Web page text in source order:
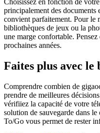
Choisissez en fonction de
principalement des
convient parfaitement. Pour le
bibliothèques de jeux ou la
une marge confortable.
prochaines années.
Faites plus avec le
Comprendre combien de
prendre de meilleures
vérifiiez la capacité de votre
solution de sauvegarde dans
To/Go vous permet de rester